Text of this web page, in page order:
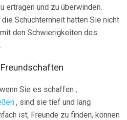
ertragen und zu überwinden.
Schüchternheit hätten Sie nicht
den Schwierigkeiten des
Sie es schaffen ,
, sind sie tief und lang
ist, Freunde zu finden, können